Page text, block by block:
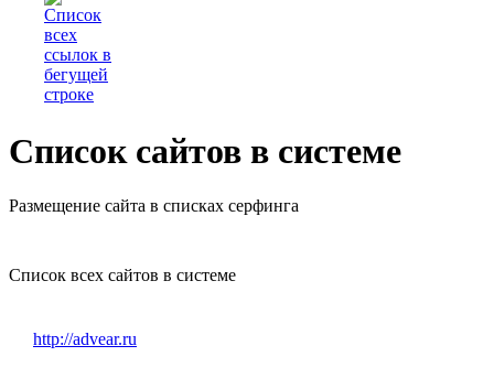
Список сайтов в системе
Размещение сайта в списках серфинга
Список всех сайтов в системе
http://advear.ru